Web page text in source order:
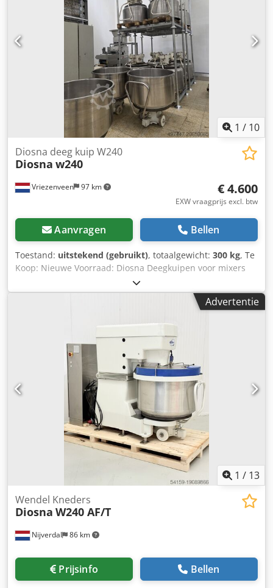
1 / 10
Vriezenveen 97 km
Diosna deeg kuip W240
Diosna w240
€ 4.600
EXW vraagprijs excl. btw
Aanvragen Bellen
Toestand: uitstekend (gebruikt), totaalgewicht: 300 kg, Te
Koop: Nieuwe Voorraad: Diosna Deegkuipen voor mixers
W240 (A) In nette Staat! 7 stuks op voorraad Chedpsx
Ahcvjfx Aggoa Prijs per stuk: €4600,- EXW Bij aankoop van
meerdere heeft u staffelkorting Het is mogelijk om deAdvertentie
1 / 13
Nijverdal 86 km
Wendel Kneders
Diosna W240 AF/T
Prijsinfo Bellen